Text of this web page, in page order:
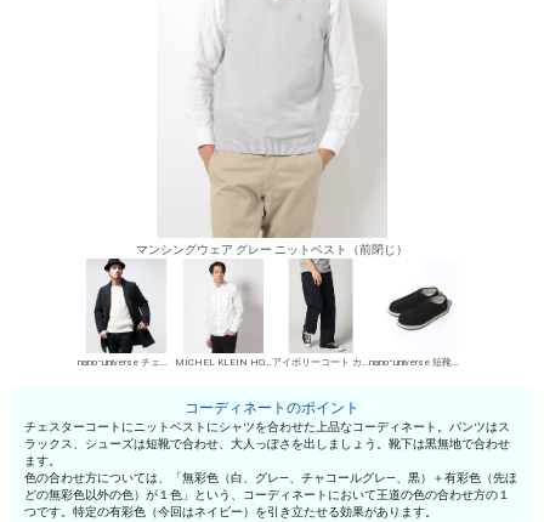
マンシングウェア グレー ニットベスト（前閉じ）
nano･universe チェスターコート MICHEL KLEIN HOMME シャツ アイボリーコート カーゴスラックス nano･universe 短靴・レザーシューズ
コーディネートのポイント
チェスターコートにニットベストにシャツを合わせた上品なコーディネート。パンツはス
ラックス、シューズは短靴で合わせ、大人っぽさを出しましょう。靴下は黒無地で合わせ
ます。
色の合わせ方については、「無彩色（白、グレ—、チャコールグレ—、黒）＋有彩色（先ほ
どの無彩色以外の色）が１色」という、コーディネートにおいて王道の色の合わせ方の１
つです。特定の有彩色（今回はネイビー）を引き立たせる効果があります。